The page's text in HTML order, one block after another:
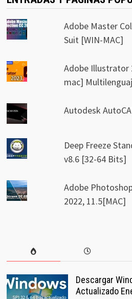
Adobe Master
Suit [WIN-MAC]
Adobe Illustrator
mac]
Autodesk
Deep Freeze
v8.6 [32-64 Bits]
Adobe
2022, 11.5[MAC]
Descargar
Actualizado